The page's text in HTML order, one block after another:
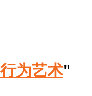
行为艺术"